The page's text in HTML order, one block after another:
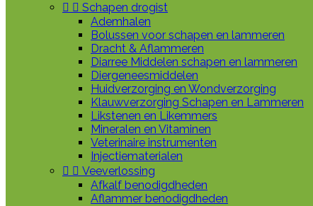
  Schapen drogist
Ademhalen
Bolussen voor schapen en lammeren
Dracht & Aflammeren
Diarree Middelen schapen en lammeren
Diergeneesmiddelen
Huidverzorging en Wondverzorging
Klauwverzorging Schapen en Lammeren
Likstenen en Likemmers
Mineralen en Vitaminen
Veterinaire instrumenten
Injectiematerialen
  Veeverlossing
Afkalf benodigdheden
Aflammer benodigdheden